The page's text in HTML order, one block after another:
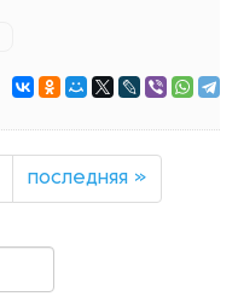
последняя »